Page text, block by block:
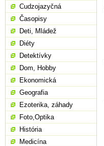
Cudzojazyčná
Časopisy
Deti, Mládež
Diéty
Detektívky
Dom, Hobby
Ekonomická
Geografia
Ezoterika, záhady
Foto,Optika
História
Medicína